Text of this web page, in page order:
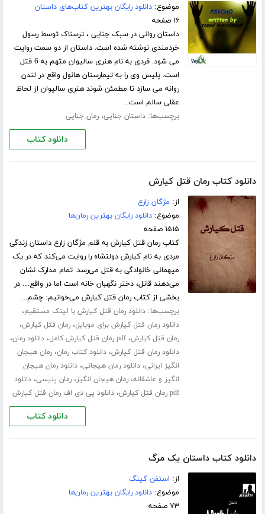
موضوع:دانلود رایگان بهترین کتاب‌های داستان
۱۶ صفحه
داستان روانی در سبک جنایی ، ترسناک توسط رسول
خردمندی نوشته شده است. داستان از دو سمت روایت
می شود. فردی به نام هنری سالیوان متهم به 6 قتل
است. پلیس وی را به تیمارستان هانول واقع در لندن
روانه می سازد تا مطمئن شوند هنری سالیوان از لحاظ
عقلی سالم است...
برچسب‌ها:داستان جنایی،رمان جنایی
دانلود کتاب
دانلود کتاب رمان قتل کیارش
از: مژگان زارع
موضوع:دانلود رایگان بهترین رمان‌ها
۱۵۱۵ صفحه
کتاب رمان قتل کیارش به قلم مژگان زارع داستان زندگی
مردی به نام کیارش دولتشاه را روایت می‌کند که در یک
میهمانی خانوادگی به قتل می‌رسد. تمام مدارک نشان
می‌دهند قاتل، دختر نگهبان خانه است اما در واقع.... در
بخشی از کتاب رمان قتل کیارش می‌خوانیم: چشم...
برچسب‌ها:دانلود رمان قتل کیارش با لینک مستقیم،
دانلود رمان قتل کیارش برای موبایل،رمان قتل کیارش،
رمان قتل کیارش،pdf رمان قتل کیارش کامل ،دانلود رمان،
دانلود رمان قتل کیارش،دانلود کتاب رمان،رمان هیجان
انگیز ایرانی،دانلود رمان هیجانی،دانلود رمان هیجان
انگیز و عاشقانه،رمان هیجان انگیز،رمان پلیسی،دانلود
pdf رمان قتل کیارش
،دانلود پی دی اف رمان قتل کیارش
دانلود کتاب
دانلود کتاب داستان یک مرگ
از: استفن کینگ
موضوع:دانلود رایگان بهترین رمان‌ها
۷۳ صفحه